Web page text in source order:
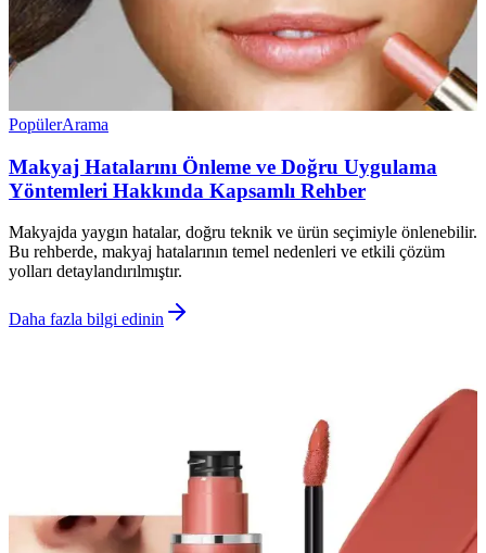
PopülerArama
Makyaj Hatalarını Önleme ve Doğru Uygulama
Yöntemleri Hakkında Kapsamlı Rehber
Makyajda yaygın hatalar, doğru teknik ve ürün seçimiyle önlenebilir.
Bu rehberde, makyaj hatalarının temel nedenleri ve etkili çözüm
yolları detaylandırılmıştır.
Daha fazla bilgi edinin